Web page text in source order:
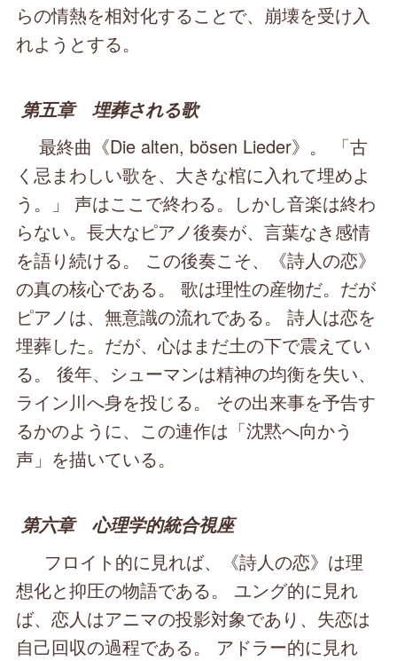
らの情熱を相対化することで、崩壊を受け入
れようとする。
第五章 埋葬される歌
最終曲《Die alten, bösen Lieder》。 「古
く忌まわしい歌を、大きな棺に入れて埋めよ
う。」 声はここで終わる。しかし音楽は終わ
らない。長大なピアノ後奏が、言葉なき感情
を語り続ける。 この後奏こそ、《詩人の恋》
の真の核心である。 歌は理性の産物だ。だが
ピアノは、無意識の流れである。 詩人は恋を
埋葬した。だが、心はまだ土の下で震えてい
る。 後年、シューマンは精神の均衡を失い、
ライン川へ身を投じる。 その出来事を予告す
るかのように、この連作は「沈黙へ向かう
声」を描いている。
第六章 心理学的統合視座
フロイト的に見れば、《詩人の恋》は理
想化と抑圧の物語である。 ユング的に見れ
ば、恋人はアニマの投影対象であり、失恋は
自己回収の過程である。 アドラー的に見れ